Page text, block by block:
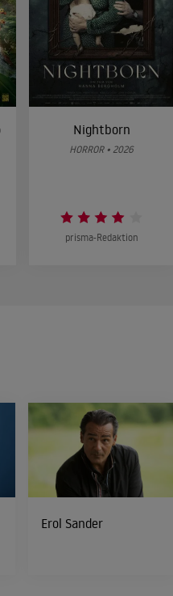
Nightborn
HORROR • 2026
prisma-Redaktion
Erol Sander